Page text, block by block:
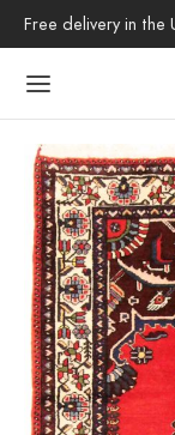
Free delivery in the
Back